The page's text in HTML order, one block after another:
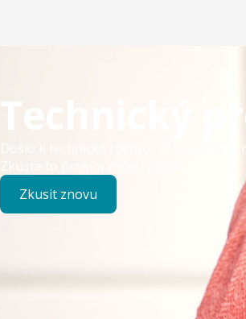
Technický
Došlo k technické chybě – již pracujeme
Zkuste to prosím znovu později.
Zkusit znovu